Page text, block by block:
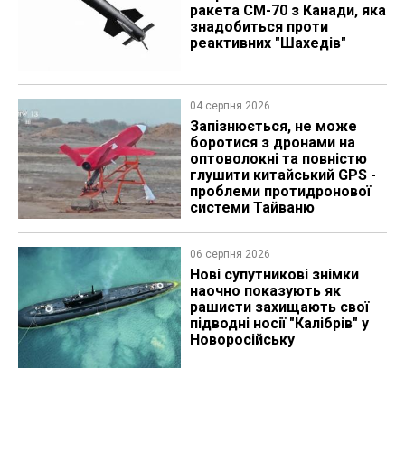
ракета CM-70 з Канади, яка
знадобиться проти
реактивних "Шахедів"
04 серпня 2026
Запізнюється, не може
боротися з дронами на
оптоволокні та повністю
глушити китайський GPS -
проблеми протидронової
системи Тайваню
06 серпня 2026
Нові супутникові знімки
наочно показують як
рашисти захищають свої
підводні носії "Калібрів" у
Новоросійську